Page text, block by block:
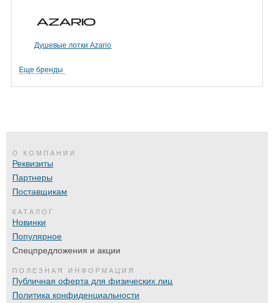
Душевые лотки Azario
Еще бренды
О КОМПАНИИ
Реквизиты
Партнеры
Поставщикам
КАТАЛОГ
Новинки
Популярное
Спецпредложения и акции
ПОЛЕЗНАЯ ИНФОРМАЦИЯ
Публичная оферта для физических лиц
Политика конфиденциальности